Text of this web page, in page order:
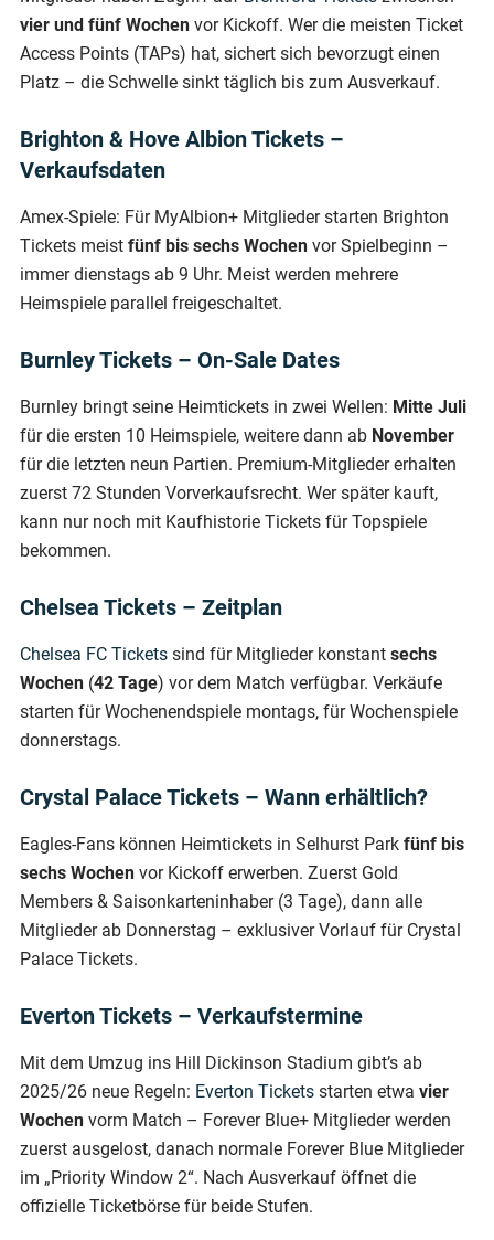
vier und fünf Wochen vor Kickoff. Wer die meisten Ticket
Access Points (TAPs) hat, sichert sich bevorzugt einen
Platz – die Schwelle sinkt täglich bis zum Ausverkauf.
Brighton & Hove Albion Tickets –
Verkaufsdaten
Amex-Spiele: Für MyAlbion+ Mitglieder starten Brighton
Tickets meist fünf bis sechs Wochen vor Spielbeginn –
immer dienstags ab 9 Uhr. Meist werden mehrere
Heimspiele parallel freigeschaltet.
Burnley Tickets – On-Sale Dates
Burnley bringt seine Heimtickets in zwei Wellen: Mitte Juli
für die ersten 10 Heimspiele, weitere dann ab November
für die letzten neun Partien. Premium-Mitglieder erhalten
zuerst 72 Stunden Vorverkaufsrecht. Wer später kauft,
kann nur noch mit Kaufhistorie Tickets für Topspiele
bekommen.
Chelsea Tickets – Zeitplan
Chelsea FC Tickets sind für Mitglieder konstant sechs
Wochen (42 Tage) vor dem Match verfügbar. Verkäufe
starten für Wochenendspiele montags, für Wochenspiele
donnerstags.
Crystal Palace Tickets – Wann erhältlich?
Eagles-Fans können Heimtickets in Selhurst Park fünf bis
sechs Wochen vor Kickoff erwerben. Zuerst Gold
Members & Saisonkarteninhaber (3 Tage), dann alle
Mitglieder ab Donnerstag – exklusiver Vorlauf für Crystal
Palace Tickets.
Everton Tickets – Verkaufstermine
Mit dem Umzug ins Hill Dickinson Stadium gibt’s ab
2025/26 neue Regeln: Everton Tickets starten etwa vier
Wochen vorm Match – Forever Blue+ Mitglieder werden
zuerst ausgelost, danach normale Forever Blue Mitglieder
im „Priority Window 2“. Nach Ausverkauf öffnet die
offizielle Ticketbörse für beide Stufen.